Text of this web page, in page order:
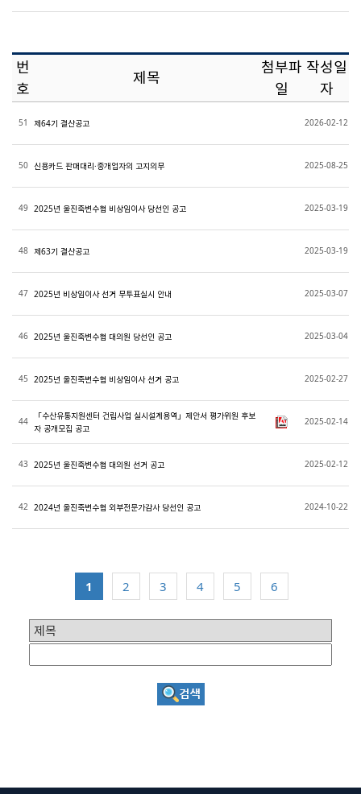
번
호
제목
첨부파
일
작성일
자
51 제64기 결산공고 2026-02-12
50 신용카드 판매대리·중개업자의 고지의무 2025-08-25
49 2025년 울진죽변수협 비상임이사 당선인 공고 2025-03-19
48 제63기 결산공고 2025-03-19
47 2025년 비상임이사 선거 무투표실시 안내 2025-03-07
46 2025년 울진죽변수협 대의원 당선인 공고 2025-03-04
45 2025년 울진죽변수협 비상임이사 선거 공고 2025-02-27
44
「수산유통지원센터 건립사업 실시설계용역」제안서 평가위원 후보
자 공개모집 공고
2025-02-14
43 2025년 울진죽변수협 대의원 선거 공고 2025-02-12
42 2024년 울진죽변수협 외부전문가감사 당선인 공고 2024-10-22
1 2 3 4 5 6